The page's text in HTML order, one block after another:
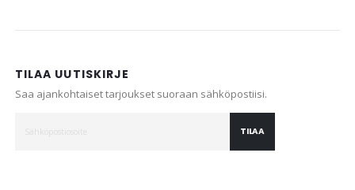
TILAA UUTISKIRJE
Saa ajankohtaiset tarjoukset suoraan sähköpostiisi.
TILAA